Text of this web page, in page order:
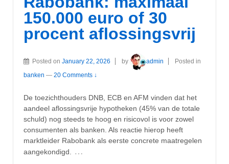
150.000 euro of 30
procent aflossingsvrij
Posted on January 22, 2026 by admin
Posted in
banken — 20 Comments ↓
De toezichthouders DNB, ECB en AFM vinden dat het
aandeel aflossingsvrije hypotheken (45% van de totale
schuld) nog steeds te hoog en risicovol is voor zowel
consumenten als banken. Als reactie hierop heeft
marktleider Rabobank als eerste concrete maatregelen
aangekondigd.
…